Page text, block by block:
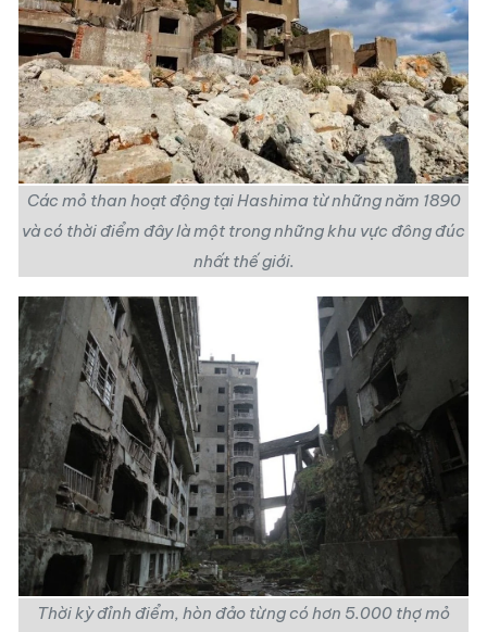
Các mỏ than hoạt động tại Hashima từ những năm 1890
và có thời điểm đây là một trong những khu vực đông đúc
nhất thế giới.
Thời kỳ đỉnh điểm, hòn đảo từng có hơn 5.000 thợ mỏ